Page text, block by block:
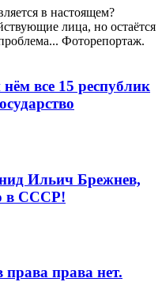
в настоящем?
лица, но остаётся
Фоторепортаж.
все 15 республик
Ильич Брежнев,
в СССР!
права нет.